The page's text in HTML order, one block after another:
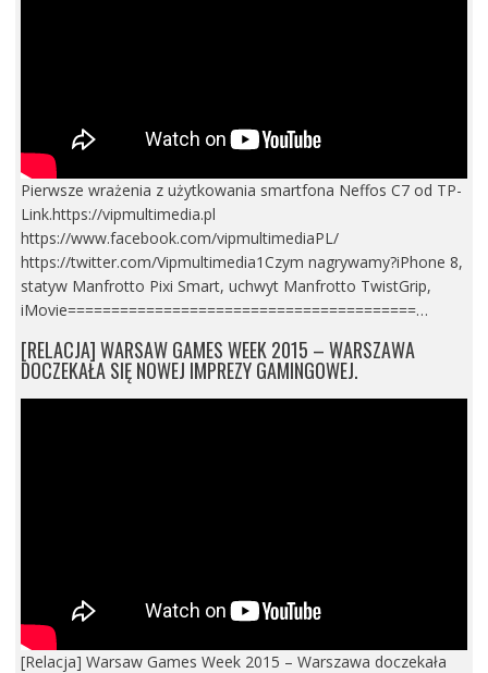
Pierwsze wrażenia z użytkowania smartfona Neffos C7 od TP-
Link.https://vipmultimedia.pl
https://www.facebook.com/vipmultimediaPL/
https://twitter.com/Vipmultimedia1Czym nagrywamy?iPhone 8,
statyw Manfrotto Pixi Smart, uchwyt Manfrotto TwistGrip,
iMovie========================================…
[RELACJA] WARSAW GAMES WEEK 2015 – WARSZAWA
DOCZEKAŁA SIĘ NOWEJ IMPREZY GAMINGOWEJ.
[Relacja] Warsaw Games Week 2015 – Warszawa doczekała